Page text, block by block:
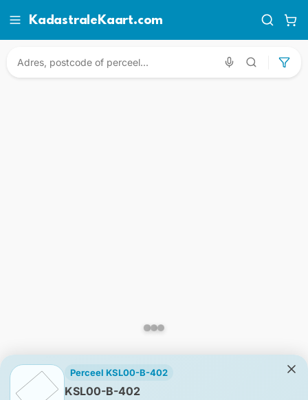
KadastraleKaart.com
Perceel KSL00-B-402
KSL00-B-402